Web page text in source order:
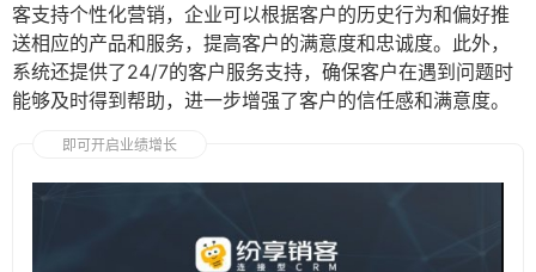
客支持个性化营销，企业可以根据客户的历史行为和偏好推
送相应的产品和服务，提高客户的满意度和忠诚度。此外，
系统还提供了24/7的客户服务支持，确保客户在遇到问题时
能够及时得到帮助，进一步增强了客户的信任感和满意度。
即可开启业绩增长